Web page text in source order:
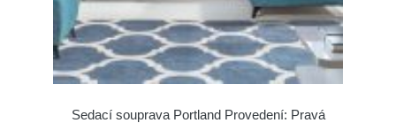
Sedací souprava Portland Provedení: Pravá